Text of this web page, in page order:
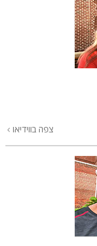
צפה בווידיאו